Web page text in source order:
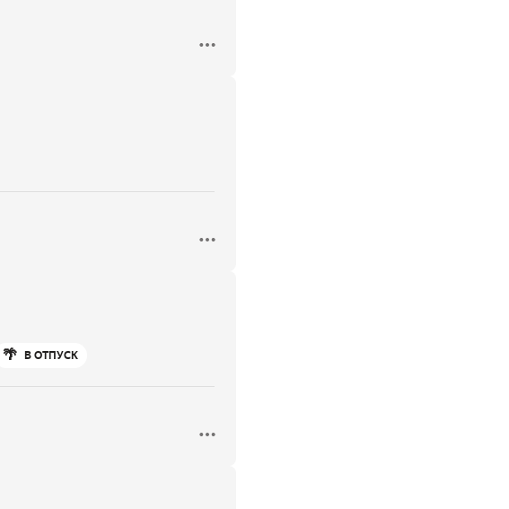
🌴 В ОТПУСК